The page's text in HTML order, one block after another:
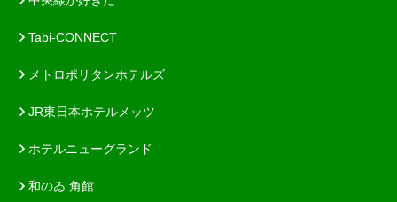
Tabi-CONNECT
メトロポリタンホテルズ
JR東日本ホテルメッツ
ホテルニューグランド
和のゐ 角館